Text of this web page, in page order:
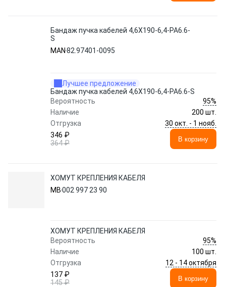
Бандаж пучка кабелей 4,6X190-6,4-PA6.6-
S
MAN 82.97401-0095
Лучшее предложение
Бандаж пучка кабелей 4,6X190-6,4-PA6.6-S
Вероятность
95%
Наличие
200 шт.
Отгрузка
30 окт. - 1 нояб.
346 ₽
364 ₽
В корзину
ХОМУТ КРЕПЛЕНИЯ КАБЕЛЯ
MB002 997 23 90
ХОМУТ КРЕПЛЕНИЯ КАБЕЛЯ
Вероятность
95%
Наличие
100 шт.
Отгрузка
12 - 14 октября
137 ₽
145 ₽
В корзину